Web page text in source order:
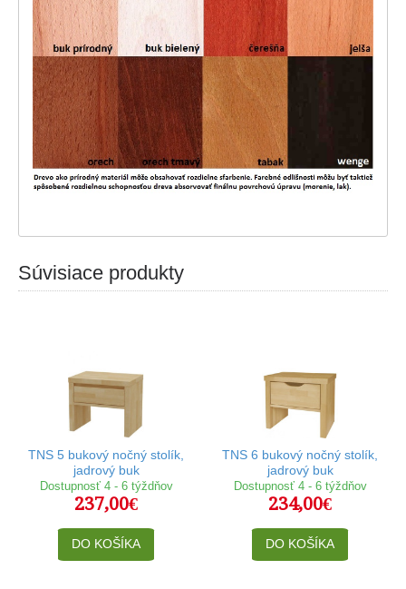
Súvisiace produkty
TNS 5 bukový nočný stolík,
jadrový buk
Dostupnosť 4 - 6 týždňov
237,00€
DO KOŠÍKA
TNS 6 bukový nočný stolík,
jadrový buk
Dostupnosť 4 - 6 týždňov
234,00€
DO KOŠÍKA